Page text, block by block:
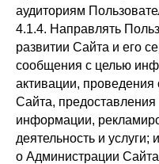
аудиториям
4.1.4. Направлять
развитии Сайта и его
сообщения с целью
активации, проведения
Сайта, предоставления
информации,
деятельность и
о Администрации